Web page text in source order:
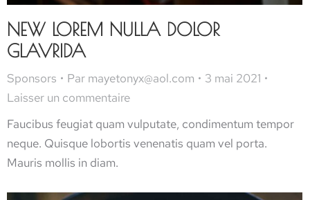
NEW LOREM NULLA DOLOR
GLAVRIDA
Sponsors Par mayetonyx@aol.com
3 mai 2021
Laisser un commentaire
Faucibus feugiat quam vulputate, condimentum tempor
neque. Quisque lobortis venenatis quam vel porta.
Mauris mollis in diam.